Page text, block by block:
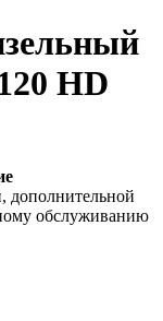
HD
дополнительной
обслуживанию